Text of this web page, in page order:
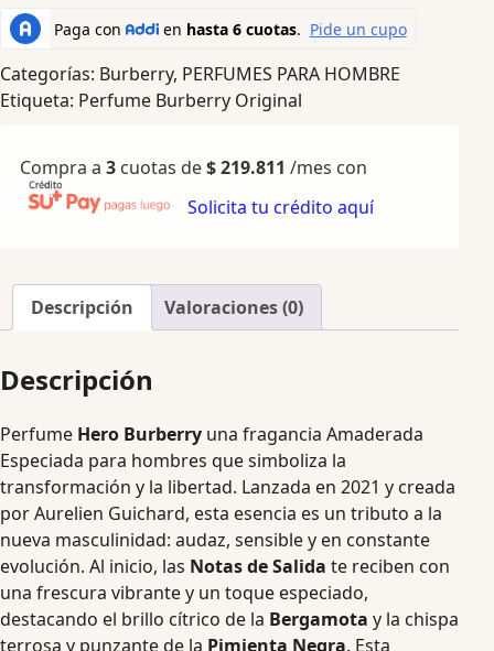
Categorías: Burberry, PERFUMES PARA HOMBRE
Etiqueta: Perfume Burberry Original
Compra a 3 cuotas de$219.811 /mes con
Solicita tu crédito aquí
Descripción Valoraciones (0)
Descripción
Perfume Hero Burberry una fragancia Amaderada
Especiada para hombres que simboliza la
transformación y la libertad. Lanzada en 2021 y creada
por Aurelien Guichard, esta esencia es un tributo a la
nueva masculinidad: audaz, sensible y en constante
evolución. Al inicio, las Notas de Salida te reciben con
una frescura vibrante y un toque especiado,
destacando el brillo cítrico de la Bergamota y la chispa
terrosa y punzante de la Pimienta Negra. Esta